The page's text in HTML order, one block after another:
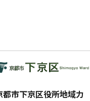
都市下京区役所地域力